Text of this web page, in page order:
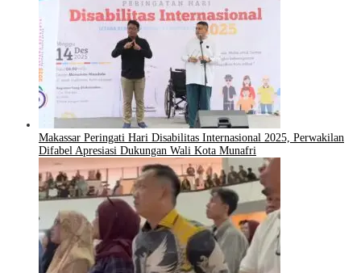
Makassar Peringati Hari Disabilitas Internasional 2025, Perwakilan
Difabel Apresiasi Dukungan Wali Kota Munafri